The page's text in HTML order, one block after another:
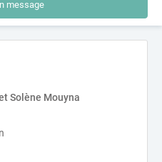
message
Solène Mouyna